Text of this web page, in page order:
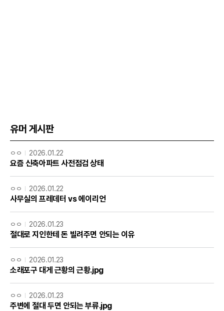
유머 게시판
ㅇㅇ 2026.01.22
요즘 신축아파트 사전점검 상태
ㅇㅇ 2026.01.22
사무실의 프레데터 vs 에이리언
ㅇㅇ 2026.01.23
절대로 지인한테 돈 빌려주면 안되는 이유
ㅇㅇ 2026.01.23
소래포구 대게 근황의 근황.jpg
ㅇㅇ 2026.01.23
주변에 절대 두면 안되는 부류.jpg